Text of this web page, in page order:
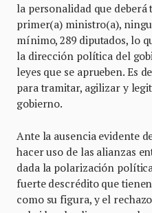
la personalidad que
primer(a) ministro(a),
mínimo, 289 diputados, lo
la dirección política del
leyes que se aprueben. Es
para tramitar, agilizar y
gobierno.
Ante la ausencia evidente
hacer uso de las alianzas
dada la polarización
fuerte descrédito que
como su figura, y el